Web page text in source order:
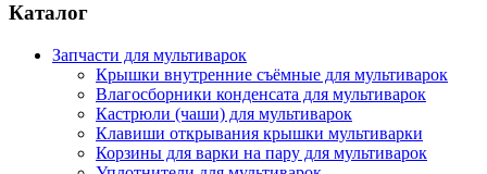
Каталог
Запчасти для мультиварок
Крышки внутренние съёмные для мультиварок
Влагосборники конденсата для мультиварок
Кастрюли (чаши) для мультиварок
Клавиши открывания крышки мультиварки
Корзины для варки на пару для мультиварок